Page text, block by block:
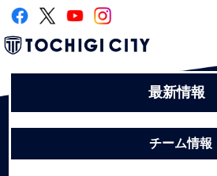
最新情報
チーム情報